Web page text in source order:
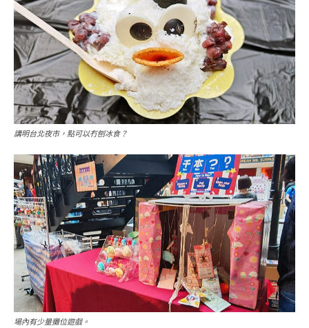
講明台北夜市，點可以冇刨冰食？
場內有少量攤位遊戲。